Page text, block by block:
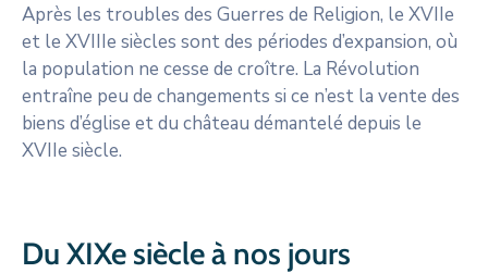
Après les troubles des Guerres de Religion, le XVIIe
et le XVIIIe siècles sont des périodes d’expansion, où
la population ne cesse de croître. La Révolution
entraîne peu de changements si ce n’est la vente des
biens d’église et du château démantelé depuis le
XVIIe siècle.
Du XIXe siècle à nos jours